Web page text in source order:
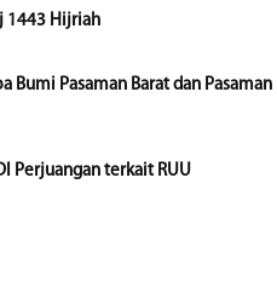
1443 Hijriah
Bumi Pasaman Barat dan Pasaman
Perjuangan terkait RUU